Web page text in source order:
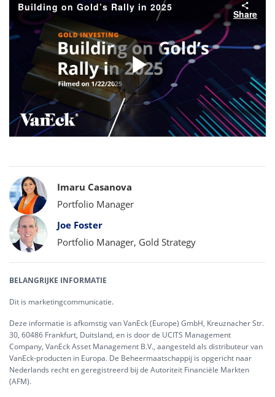
Building on Gold’s Rally in 2025
Share
Video
Bylines
Imaru Casanova
Portfolio Manager
Joe Foster
Portfolio Manager, Gold Strategy
BELANGRIJKE INFORMATIE
Dit is marketingcommunicatie.
Deze informatie is afkomstig van VanEck (Europe) GmbH, Kreuznacher Str.
30, 60486 Frankfurt, Duitsland, en is door de UCITS Management
Company, VanEck Asset Management B.V., aangesteld als distributeur van
VanEck-producten in Europa. De Beheermaatschappij is opgericht naar
Nederlands recht en geregistreerd bij de Autoriteit Financiële Markten
(AFM).